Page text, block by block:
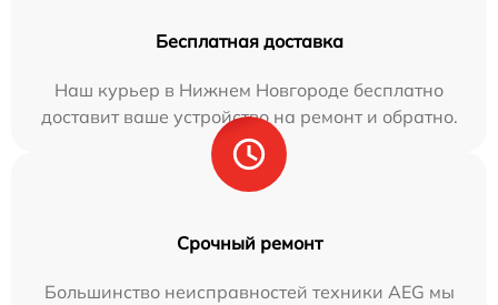
Бесплатная доставка
Наш курьер в Нижнем Новгороде бесплатно
доставит ваше устройство на ремонт и обратно.
Срочный ремонт
Большинство неисправностей техники AEG мы